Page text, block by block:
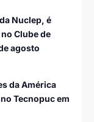
Nuclep, é
Clube de
agosto
da América
Tecnopuc em